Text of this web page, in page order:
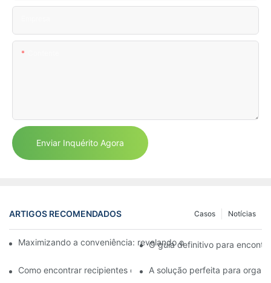
Enviar Inquérito Agora
ARTIGOS RECOMENDADOS Notícias
Casos
Maximizando a conveniência: revelando o contêiner
O guia definitivo para
Como encontrar recipientes de 32 oz para delicatessen perto
A solução perfeita para